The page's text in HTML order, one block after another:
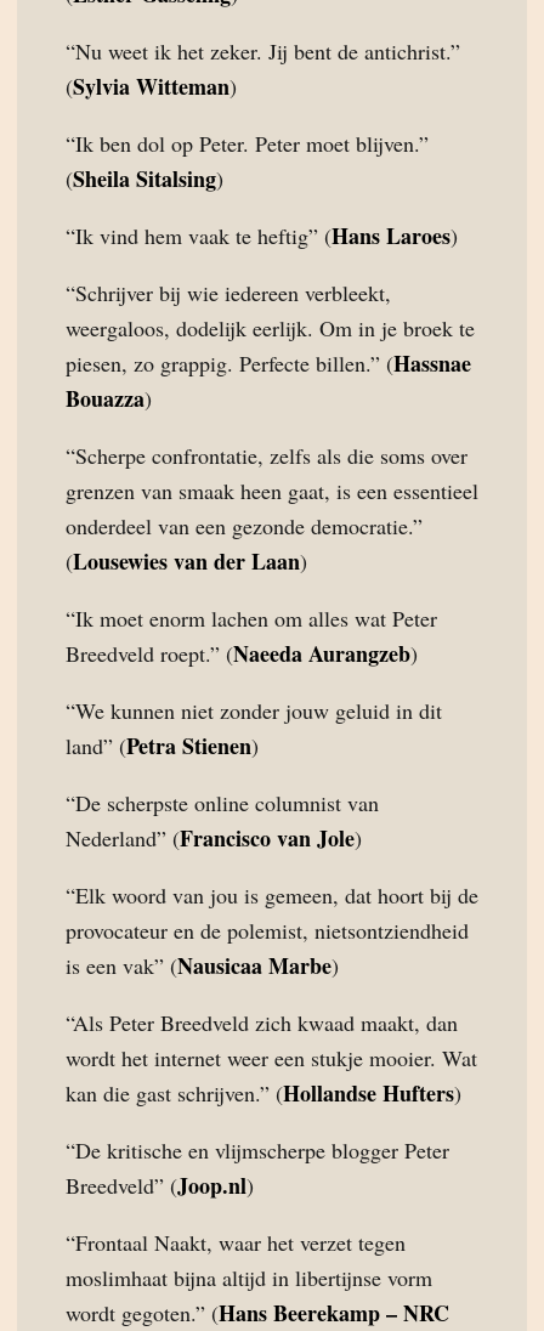
“Nu weet ik het zeker. Jij bent de antichrist.”
(Sylvia Witteman)
“Ik ben dol op Peter. Peter moet blijven.”
(Sheila Sitalsing)
“Ik vind hem vaak te heftig” (Hans Laroes)
“Schrijver bij wie iedereen verbleekt,
weergaloos, dodelijk eerlijk. Om in je broek te
piesen, zo grappig. Perfecte billen.” (Hassnae
Bouazza)
“Scherpe confrontatie, zelfs als die soms over
grenzen van smaak heen gaat, is een essentieel
onderdeel van een gezonde democratie.”
(Lousewies van der Laan)
“Ik moet enorm lachen om alles wat Peter
Breedveld roept.” (Naeeda Aurangzeb)
“We kunnen niet zonder jouw geluid in dit
land” (Petra Stienen)
“De scherpste online columnist van
Nederland” (Francisco van Jole)
“Elk woord van jou is gemeen, dat hoort bij de
provocateur en de polemist, nietsontziendheid
is een vak” (Nausicaa Marbe)
“Als Peter Breedveld zich kwaad maakt, dan
wordt het internet weer een stukje mooier. Wat
kan die gast schrijven.” (Hollandse Hufters)
“De kritische en vlijmscherpe blogger Peter
Breedveld” (Joop.nl)
“Frontaal Naakt, waar het verzet tegen
moslimhaat bijna altijd in libertijnse vorm
wordt gegoten.” (Hans Beerekamp – NRC